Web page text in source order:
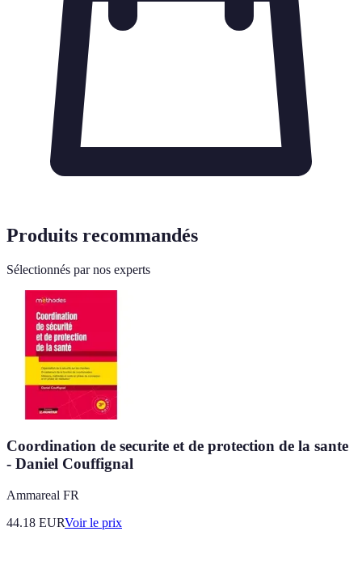
Produits recommandés
Sélectionnés par nos experts
Coordination de securite et de protection de la sante
- Daniel Couffignal
Ammareal FR
44.18 EURVoir le prix